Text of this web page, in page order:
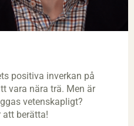
positiva inverkan på
vara nära trä. Men är
vetenskapligt?
att berätta!